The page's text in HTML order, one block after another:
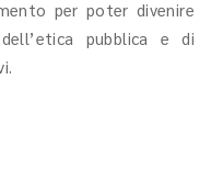
per poter divenire
pubblica e di